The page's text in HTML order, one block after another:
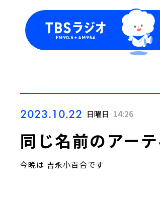
2023.10.22 日曜日 14:26
同じ名前のアー
今晩は 吉永小百合です